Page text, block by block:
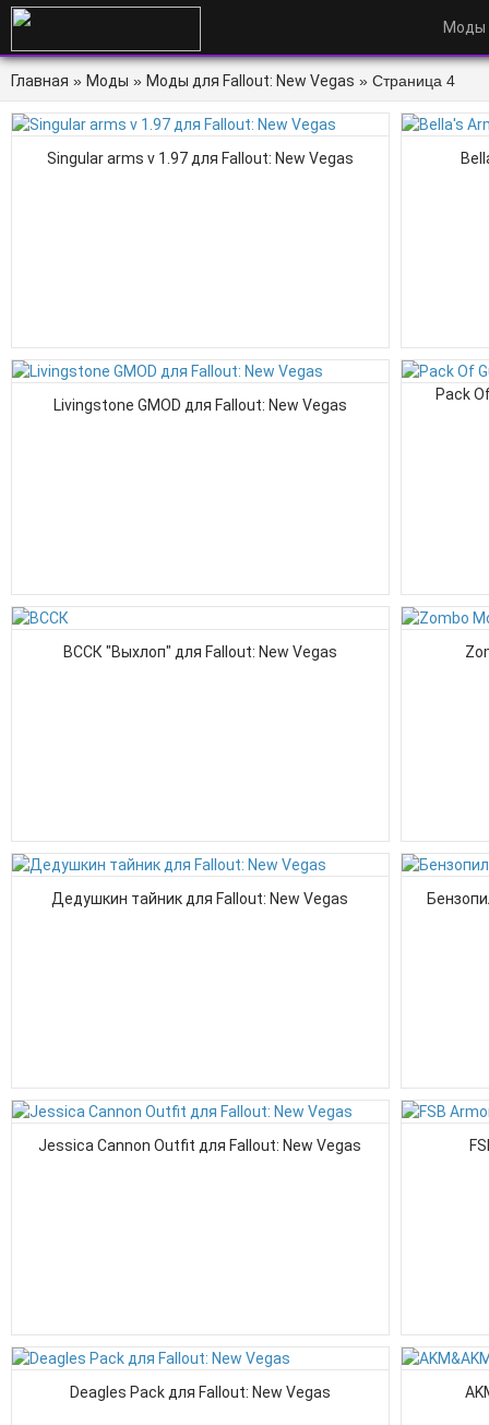
Моды
Главная » Моды » Моды для Fallout: New Vegas » Страница 4
Singular arms v 1.97 для Fallout: New Vegas
Livingstone GMOD для Fallout: New Vegas
Pack
ВССК "Выхлоп" для Fallout: New Vegas
Дедушкин тайник для Fallout: New Vegas
Jessica Cannon Outfit для Fallout: New Vegas
Deagles Pack для Fallout: New Vegas